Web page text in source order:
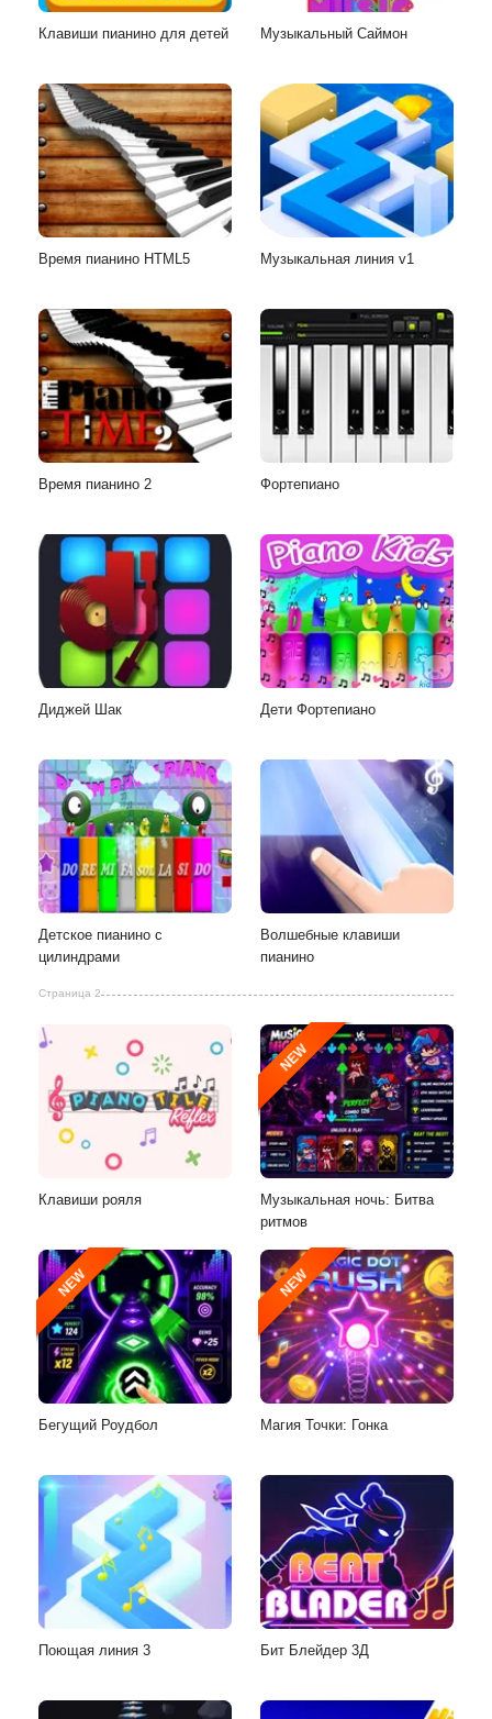
Клавиши пианино для детей Музыкальный Саймон
Время пианино HTML5 Музыкальная линия v1
Время пианино 2 Фортепиано
Диджей Шак Дети Фортепиано
Детское пианино с
цилиндрами
Волшебные клавиши
пианино
Страница 2
Клавиши рояля
NEW
Музыкальная ночь: Битва
ритмов
NEW
Бегущий Роудбол
NEW
Магия Точки: Гонка
Поющая линия 3 Бит Блейдер 3Д